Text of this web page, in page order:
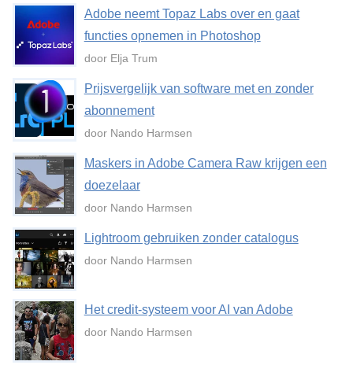
Adobe neemt Topaz Labs over en gaat
functies opnemen in Photoshop
door Elja Trum
Prijsvergelijk van software met en zonder
abonnement
door Nando Harmsen
Maskers in Adobe Camera Raw krijgen een
doezelaar
door Nando Harmsen
Lightroom gebruiken zonder catalogus
door Nando Harmsen
Het credit-systeem voor AI van Adobe
door Nando Harmsen